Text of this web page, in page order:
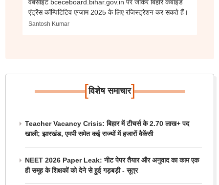
वेबसाइट bceceboard.bihar.gov.in पर जाकर बिहार कंबाइंड
एंट्रेंस कॉम्पिटिटिव एग्जाम 2025 के लिए रजिस्ट्रेशन कर सकते हैं।
Santosh Kumar
[विशेष समाचार]
Teacher Vacancy Crisis: बिहार में टीचर्स के 2.70 लाख+ पद
खाली; झारखंड, एमपी समेत कई राज्यों में हजारों वैकेंसी
NEET 2026 Paper Leak: नीट पेपर तैयार और अनुवाद का काम एक
ही समूह के शिक्षकों को देने से हुई गड़बड़ी - सूत्र